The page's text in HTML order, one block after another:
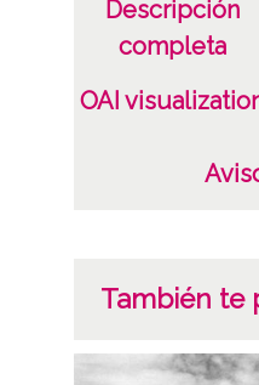
Plata;
B/N;
Fecha
Morillas
Descripción
completa
OAI
También te